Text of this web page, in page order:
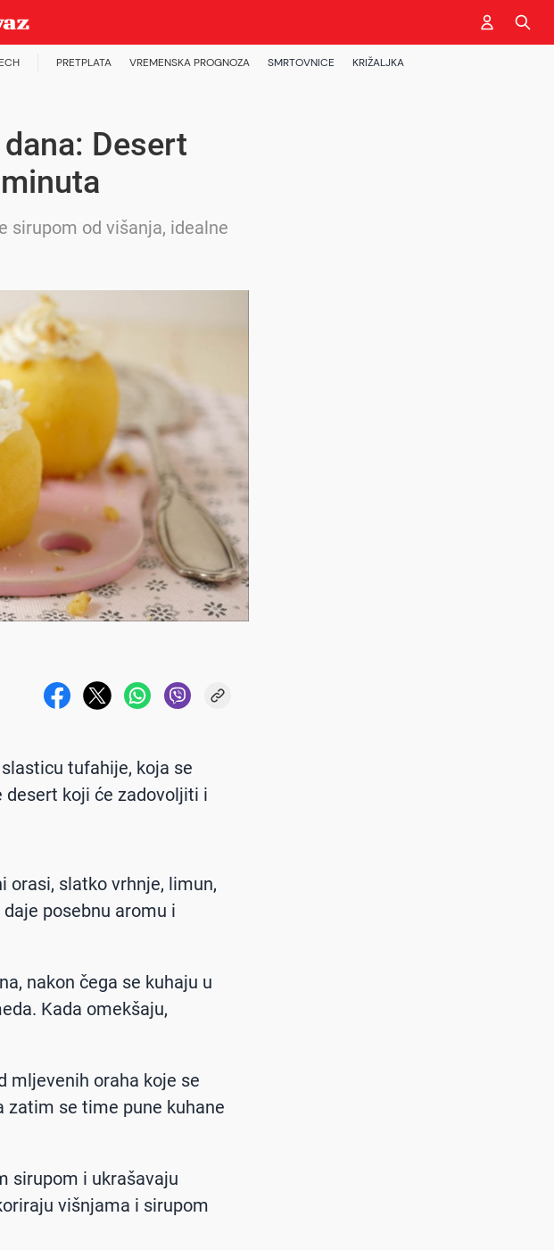
PRETPLATA VREMENSKA PROGNOZA SMRTOVNICE KRIŽALJKA
Desert
sirupom od višanja, idealne
tufahije, koja se
koji će zadovoljiti i
orasi, slatko vrhnje, limun,
posebnu aromu i
nakon čega se kuhaju u
Kada omekšaju,
mljevenih oraha koje se
zatim se time pune kuhane
sirupom i ukrašavaju
višnjama i sirupom